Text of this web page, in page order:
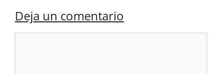
Deja un comentario